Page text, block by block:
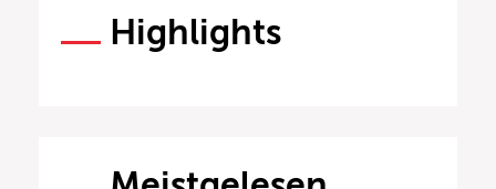
Highlights